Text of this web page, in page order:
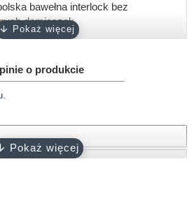
bawełna interlock bez
domieszek
74, 80, 86, 92
ciemny róż, błękitny,
szary, granatowy, czarny
o produkcie